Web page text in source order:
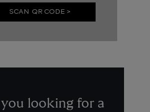
SCAN QR CODE >
looking for a